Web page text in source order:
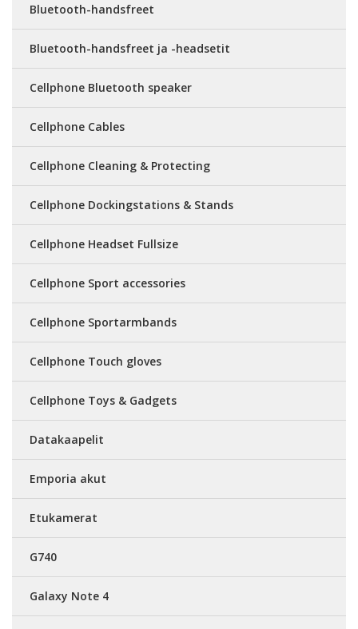
Bluetooth-handsfreet
Bluetooth-handsfreet ja -headsetit
Cellphone Bluetooth speaker
Cellphone Cables
Cellphone Cleaning & Protecting
Cellphone Dockingstations & Stands
Cellphone Headset Fullsize
Cellphone Sport accessories
Cellphone Sportarmbands
Cellphone Touch gloves
Cellphone Toys & Gadgets
Datakaapelit
Emporia akut
Etukamerat
G740
Galaxy Note 4